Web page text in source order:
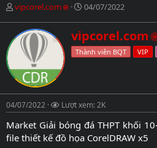
C
đ
ạ
o
b
ở
vipcorel.com
N
y
g
04/07/2022
W
r
i
b
vipcorel.com
Thành viên BQT VIP
04/07/2022 Lượt xem: 2K
Market Giải bóng đá THPT khối
file thiết kế đồ họa CorelDRAW x5